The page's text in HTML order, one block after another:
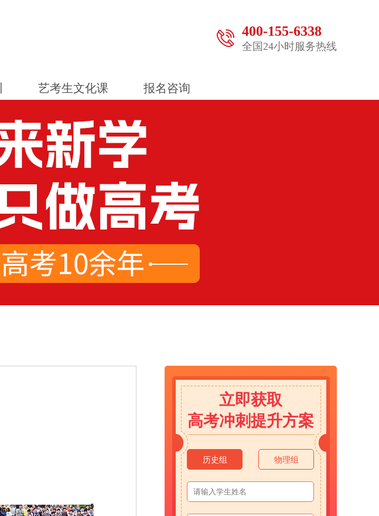
400-155-6338
全国24小时服务热线
艺考生文化课 报名咨询
立即获取
高考冲刺提升方案
历史组 物理组